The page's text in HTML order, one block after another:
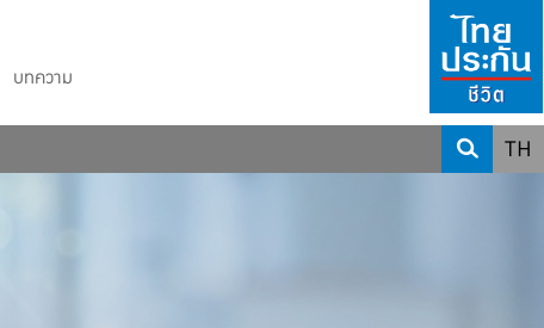
บทความ
TH